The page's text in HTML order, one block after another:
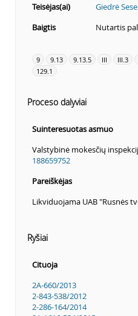
Teisėjas(ai)
Giedrė
Baigtis
Nutartis
9 9.13 9.13.5 III III.3
129.1
Proceso dalyviai
Suinteresuotas asmuo
Valstybinė mokesčių
188659752
Pareiškėjas
Likviduojama UAB "Rusnės
Ryšiai
Cituoja
2A-660/2013
2-843-538/2012
2-286-164/2014